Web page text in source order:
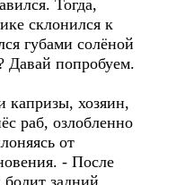
Тогда,
склонился к
губами солёной
попробуем.
капризы, хозяин,
раб, озлобленно
от
- После
задний